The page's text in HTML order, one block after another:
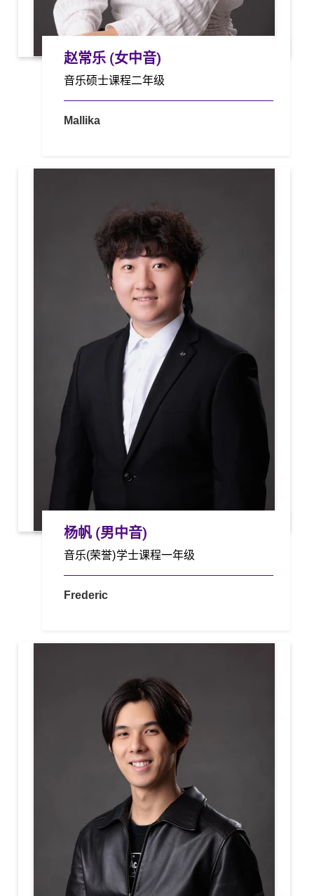
赵常乐 (女中音)
音乐硕士课程二年级
Mallika
杨帆 (男中音)
音乐(荣誉)学士课程一年级
Frederic